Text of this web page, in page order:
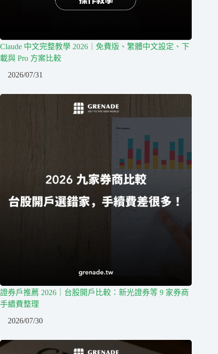
Claude 中文完整教學 2026｜免費版、繁體中文設定、下
載與 Pro 方案比較
2026/07/31
證券戶推薦 2026｜台股開戶比較：新光證券等 9 家券商
手續費整理
2026/07/30